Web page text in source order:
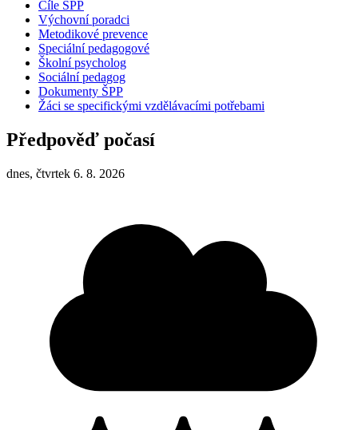
Cíle ŠPP
Výchovní poradci
Metodikové prevence
Speciální pedagogové
Školní psycholog
Sociální pedagog
Dokumenty ŠPP
Žáci se specifickými vzdělávacími potřebami
Předpověď počasí
dnes, čtvrtek 6. 8. 2026